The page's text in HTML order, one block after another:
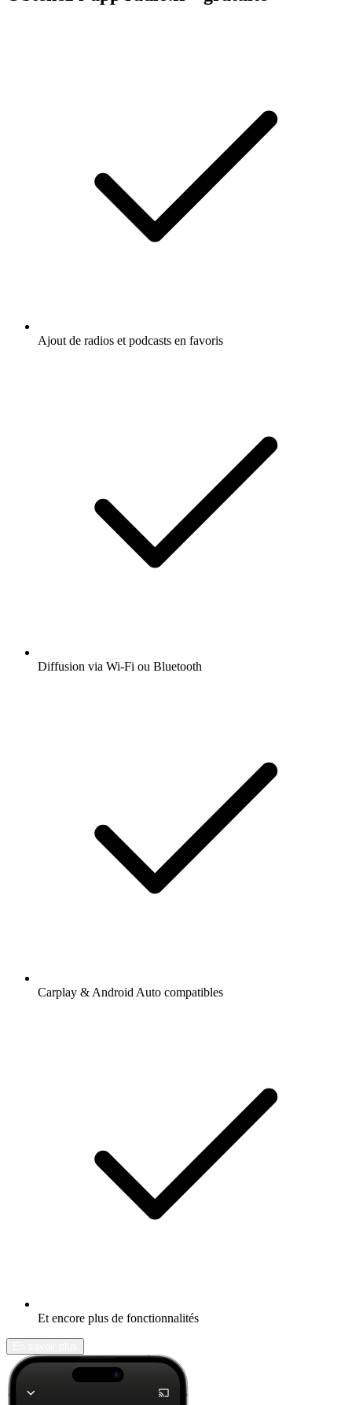
Ajout de radios et podcasts en favoris
Diffusion via Wi-Fi ou Bluetooth
Carplay & Android Auto compatibles
Et encore plus de fonctionnalités